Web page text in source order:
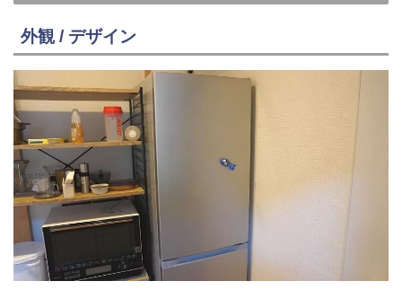
外観 / デザイン